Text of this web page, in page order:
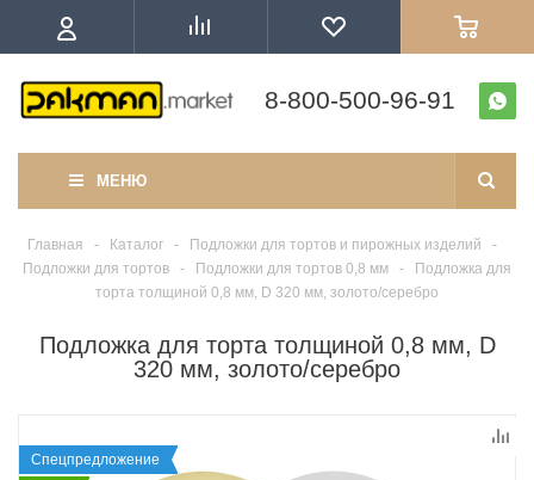
8-800-500-96-91
МЕНЮ
Главная - Каталог - Подложки для тортов и пирожных изделий
-
Подложки для тортов
- Подложки для тортов 0,8 мм -
Подложка для
торта толщиной 0,8 мм, D 320 мм, золото/серебро
Подложка для торта толщиной 0,8 мм, D
320 мм, золото/серебро
Спецпредложение